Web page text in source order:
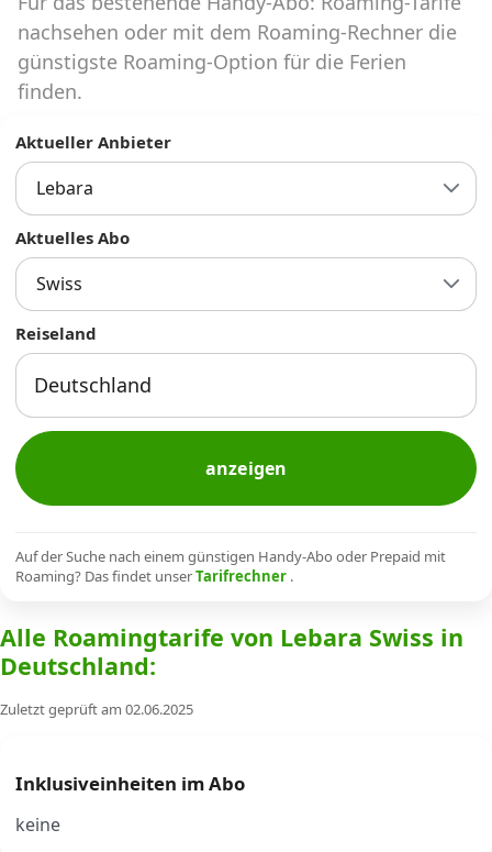
Abos für Tablets, Hotspots und Smart
Watches
Alle Anbieter
Handy-Abo-Aktionen
Handy-Abo kündigen oder
Alle Mobile-Vergleiche
Internet, TV, Telefon
Kombi-Angebote
News
nachsehen oder mit dem Roaming-Rechner die
günstigste Roaming-Option für die Ferien
finden.
Aktueller Anbieter
Lebara
Aktuelles Abo
Swiss
Reiseland
anzeigen
Auf der Suche nach einem günstigen Handy-Abo oder Prepaid mit
Roaming? Das findet unserTarifrechner .
Alle Roamingtarife von Lebara Swiss in
Deutschland:
Zuletzt geprüft am 02.06.2025
Inklusiveinheiten im Abo
keine